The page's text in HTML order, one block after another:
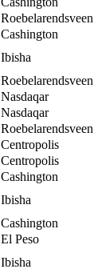
Roebelarendsveen
Cashington
Ibisha
Roebelarendsveen
Nasdaqar
Nasdaqar
Roebelarendsveen
Centropolis
Centropolis
Cashington
Ibisha
Cashington
El Peso
Ibisha